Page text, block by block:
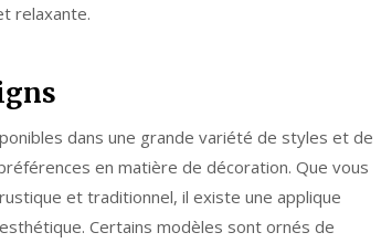
relaxante.
dans une grande variété de styles et de
en matière de décoration. Que vous
et traditionnel, il existe une applique
Certains modèles sont ornés de